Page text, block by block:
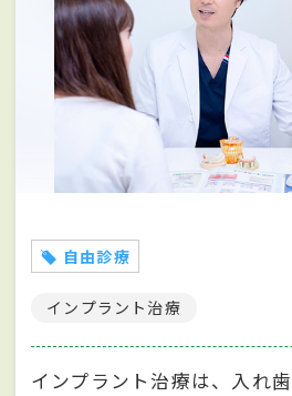
自由診療
インプラント治療
インプラント治療は、入れ